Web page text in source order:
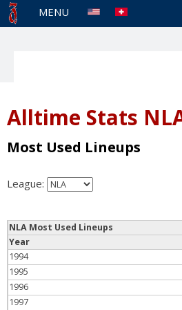
MENU
Alltime Stats
Most Used Lineups
League:
NLA Most Used Lineups
Year
1994
1995
1996
1997